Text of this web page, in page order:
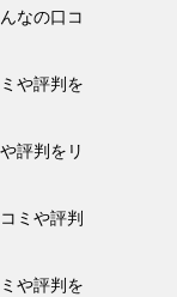
なの口コ
や評判を
評判をリ
ミや評判
や評判を